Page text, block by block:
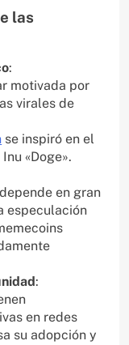
las
:
motivada por
virales de
se inspiró en el
«Doge».
en gran
especulación
:
en redes
su adopción y